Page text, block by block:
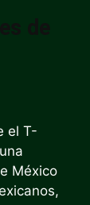
el T-
México